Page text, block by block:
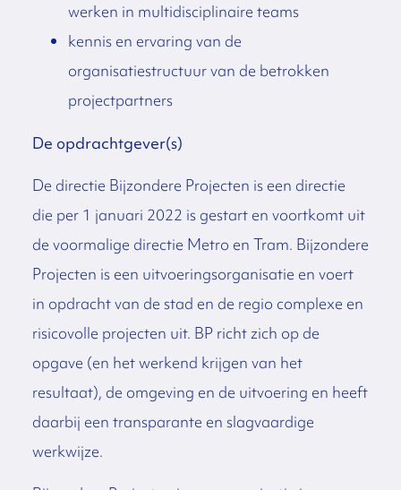
werken in multidisciplinaire teams
kennis en ervaring van de
organisatiestructuur van de betrokken
projectpartners
De opdrachtgever(s)
De directie Bijzondere Projecten is een directie
die per 1 januari 2022 is gestart en voortkomt uit
de voormalige directie Metro en Tram. Bijzondere
Projecten is een uitvoeringsorganisatie en voert
in opdracht van de stad en de regio complexe en
risicovolle projecten uit. BP richt zich op de
opgave (en het werkend krijgen van het
resultaat), de omgeving en de uitvoering en heeft
daarbij een transparante en slagvaardige
werkwijze.